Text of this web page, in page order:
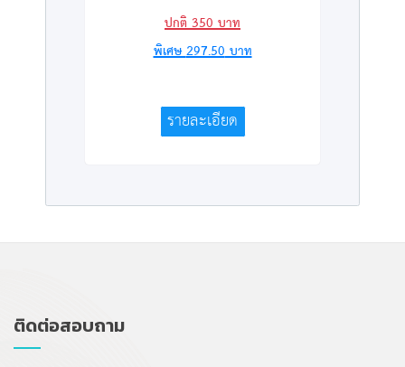
ปกติ350บาท
พิเศษ297.50บาท
รายละเอียด
ติดต่อสอบถาม